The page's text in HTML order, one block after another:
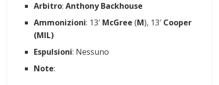
Arbitro:Anthony Backhouse
Ammonizioni: 13′ McGree (M), 13′ Cooper
(MIL)
Espulsioni: Nessuno
Note: